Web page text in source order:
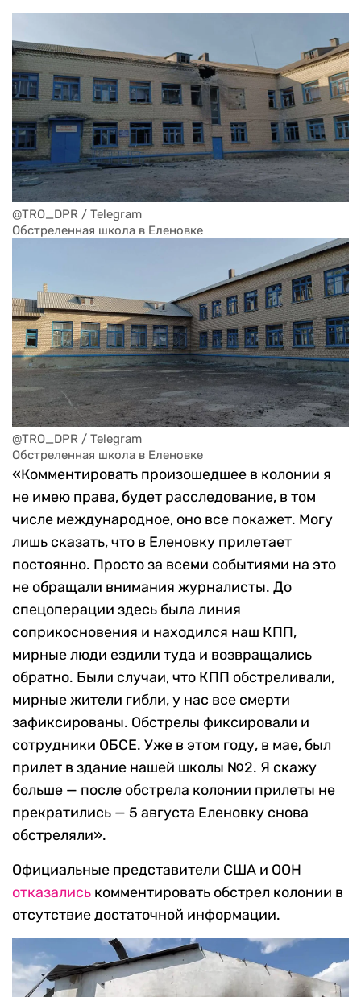
@TRO_DPR / Telegram
Обстреленная школа в Еленовке
@TRO_DPR / Telegram
Обстреленная школа в Еленовке
«Комментировать произошедшее в колонии я
не имею права, будет расследование, в том
числе международное, оно все покажет. Могу
лишь сказать, что в Еленовку прилетает
постоянно. Просто за всеми событиями на это
не обращали внимания журналисты. До
спецоперации здесь была линия
соприкосновения и находился наш КПП,
мирные люди ездили туда и возвращались
обратно. Были случаи, что КПП обстреливали,
мирные жители гибли, у нас все смерти
зафиксированы. Обстрелы фиксировали и
сотрудники ОБСЕ. Уже в этом году, в мае, был
прилет в здание нашей школы №2. Я скажу
больше — после обстрела колонии прилеты не
прекратились — 5 августа Еленовку снова
обстреляли».
Официальные представители США и ООН
отказались комментировать обстрел колонии в
отсутствие достаточной информации.